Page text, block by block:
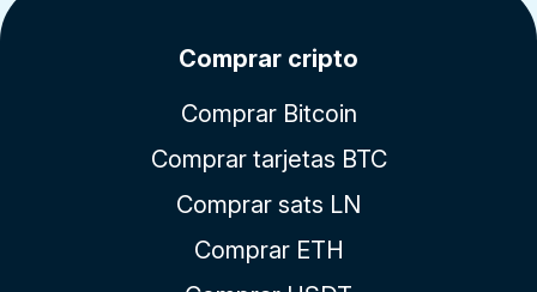
Comprar cripto
Comprar Bitcoin
Comprar tarjetas BTC
Comprar sats LN
Comprar ETH